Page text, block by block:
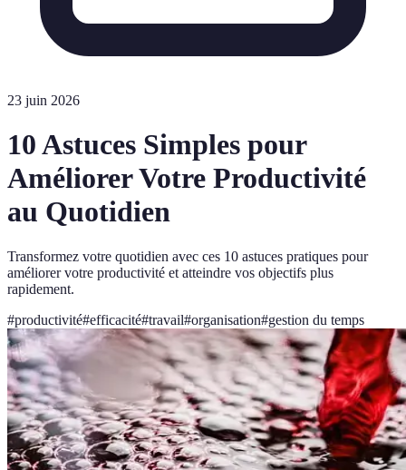
23 juin 2026
10 Astuces Simples pour
Améliorer Votre Productivité
au Quotidien
Transformez votre quotidien avec ces 10 astuces pratiques pour
améliorer votre productivité et atteindre vos objectifs plus
rapidement.
#productivité#efficacité#travail#organisation#gestion du temps